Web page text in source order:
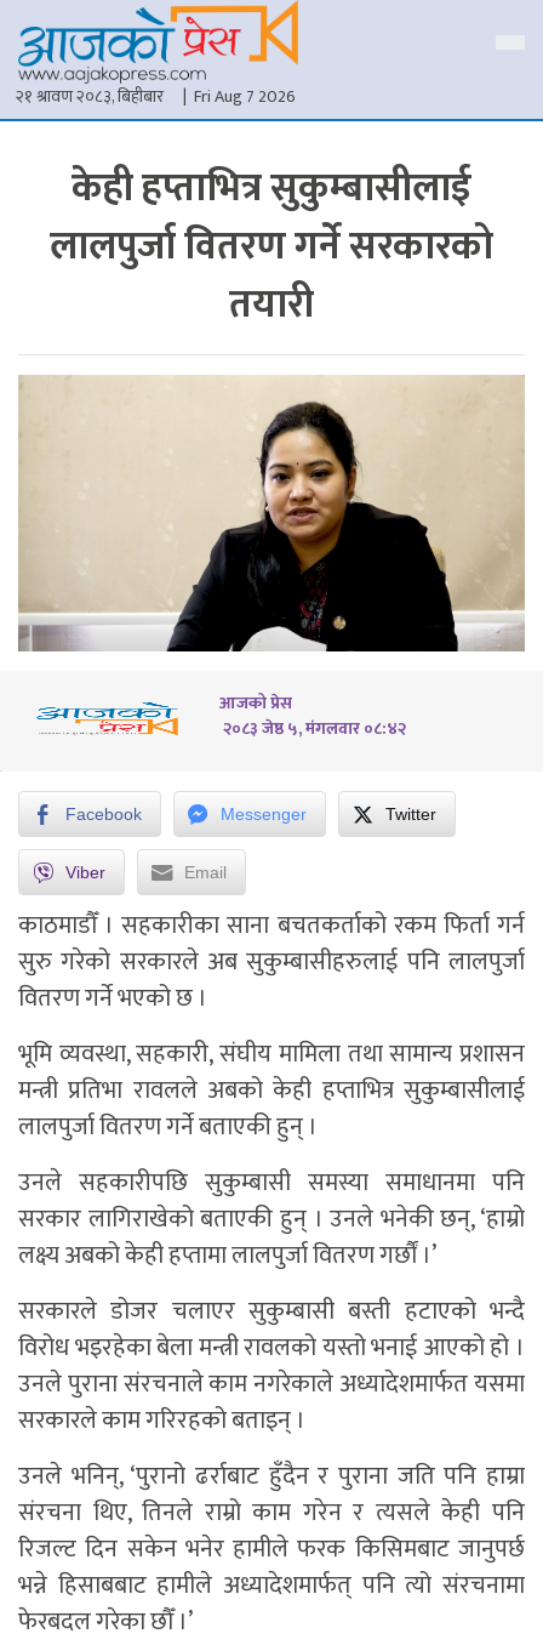
२१ श्रावण २०८३, बिहीबार | Fri Aug 7 2026
केही हप्ताभित्र सुकुम्बासीलाई
लालपुर्जा वितरण गर्ने सरकारको
तयारी
आजको प्रेस
२०८३ जेष्ठ ५, मंगलवार ०८:४२
Facebook Messenger Twitter
Viber Email
काठमाडौँ । सहकारीका साना बचतकर्ताको रकम फिर्ता गर्न
सुरु गरेको सरकारले अब सुकुम्बासीहरुलाई पनि लालपुर्जा
वितरण गर्ने भएको छ ।
भूमि व्यवस्था, सहकारी, संघीय मामिला तथा सामान्य प्रशासन
मन्त्री प्रतिभा रावलले अबको केही हप्ताभित्र सुकुम्बासीलाई
लालपुर्जा वितरण गर्ने बताएकी हुन् ।
उनले सहकारीपछि सुकुम्बासी समस्या समाधानमा पनि
सरकार लागिराखेको बताएकी हुन् । उनले भनेकी छन्, ‘हाम्रो
लक्ष्य अबको केही हप्तामा लालपुर्जा वितरण गर्छौं ।’
सरकारले डोजर चलाएर सुकुम्बासी बस्ती हटाएको भन्दै
विरोध भइरहेका बेला मन्त्री रावलको यस्तो भनाई आएको हो ।
उनले पुराना संरचनाले काम नगरेकाले अध्यादेशमार्फत यसमा
सरकारले काम गरिरहको बताइन् ।
उनले भनिन्, ‘पुरानो ढर्राबाट हुँदैन र पुराना जति पनि हाम्रा
संरचना थिए, तिनले राम्रो काम गरेन र त्यसले केही पनि
रिजल्ट दिन सकेन भनेर हामीले फरक किसिमबाट जानुपर्छ
भन्ने हिसाबबाट हामीले अध्यादेशमार्फत् पनि त्यो संरचनामा
फेरबदल गरेका छौँ ।’